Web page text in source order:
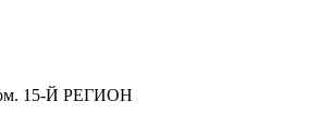
15-Й РЕГИОН